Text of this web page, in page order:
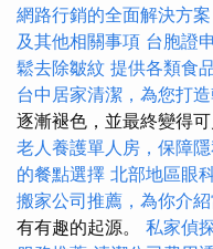
網路行銷的全面解決方案
及其他相關事項 台胞證
鬆去除皺紋 提供各類食
台中居家清潔，為您打
逐漸褪色，並最終變得可
老人養護單人房，保障
的餐點選擇 北部地區眼
搬家公司推薦，為你介
有有趣的起源。 私家偵